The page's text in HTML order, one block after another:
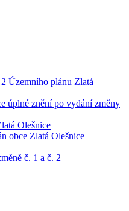
Územního plánu Zlatá
úplné znění po vydání změny
Olešnice
obce Zlatá Olešnice
č. 1 a č. 2